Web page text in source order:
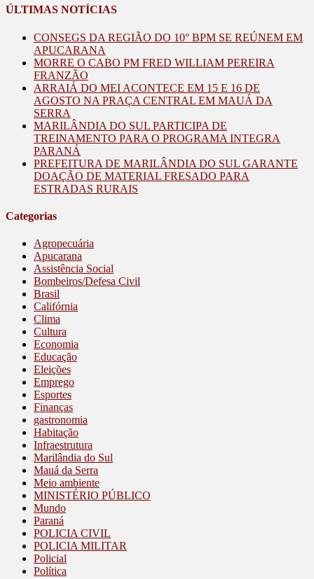
ÚLTIMAS NOTÍCIAS
CONSEGS DA REGIÃO DO 10° BPM SE REÚNEM EM
APUCARANA
MORRE O CABO PM FRED WILLIAM PEREIRA
FRANZÃO
ARRAIÁ DO MEI ACONTECE EM 15 E 16 DE
AGOSTO NA PRAÇA CENTRAL EM MAUÁ DA
SERRA
MARILÂNDIA DO SUL PARTICIPA DE
TREINAMENTO PARA O PROGRAMA INTEGRA
PARANÁ
PREFEITURA DE MARILÂNDIA DO SUL GARANTE
DOAÇÃO DE MATERIAL FRESADO PARA
ESTRADAS RURAIS
Categorias
Agropecuária
Apucarana
Assistência Social
Bombeiros/Defesa Civil
Brasil
Califórnia
Clima
Cultura
Economia
Educação
Eleições
Emprego
Esportes
Finanças
gastronomia
Habitação
Infraestrutura
Marilândia do Sul
Mauá da Serra
Meio ambiente
MINISTÉRIO PÚBLICO
Mundo
Paraná
POLICIA CIVIL
POLICIA MILITAR
Policial
Política